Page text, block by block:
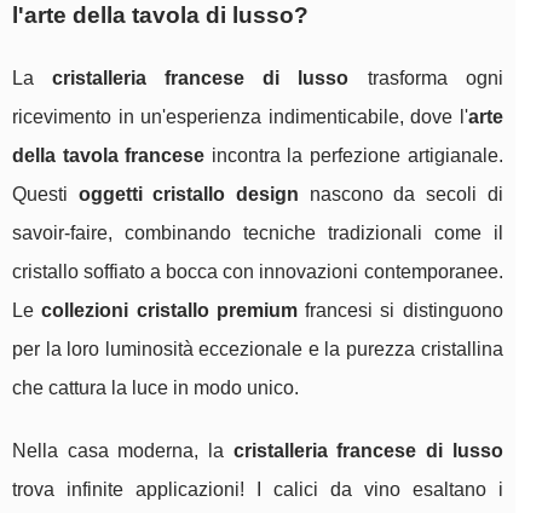
l'arte della tavola di lusso?
Lacristalleria francese di lusso trasforma ogni
ricevimento in un'esperienza indimenticabile, dove l'arte
della tavola francese incontra la perfezione artigianale.
Questi oggetti cristallo design nascono da secoli di
savoir-faire, combinando tecniche tradizionali come il
cristallo soffiato a bocca con innovazioni contemporanee.
Lecollezioni cristallo premiumfrancesi si distinguono
per la loro luminosità eccezionale e la purezza cristallina
che cattura la luce in modo unico.
Nella casa moderna, la cristalleria francese di lusso
trova infinite applicazioni! I calici da vino esaltano i